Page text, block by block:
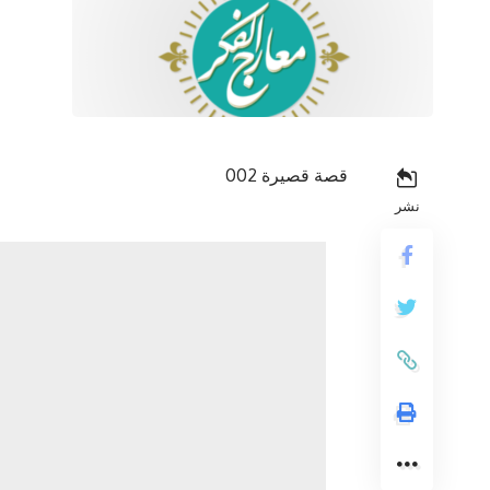
نشر
قصة قصيرة 002